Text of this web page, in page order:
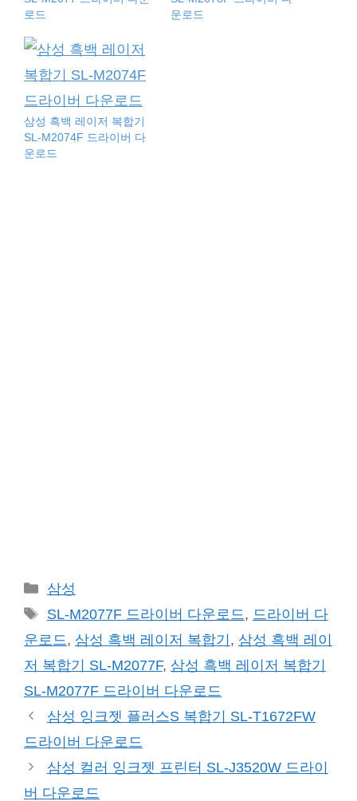
로드
운로드
삼성 흑백 레이저 복합기
SL-M2074F 드라이버 다
운로드
카
테
리
삼성
태
그
SL-M2077F 드라이버 다운로드 , 드라이버 다
운로드 , 삼성 흑백 레이저 복합기 , 삼성 흑백 레이
저 복합기 SL-M2077F, 삼성 흑백 레이저 복합기
SL-M2077F 드라이버 다운로드
삼성 잉크젯 플러스S 복합기 SL-T1672FW
드라이버 다운로드
삼성 컬러 잉크젯 프린터 SL-J3520W 드라이
버 다운로드